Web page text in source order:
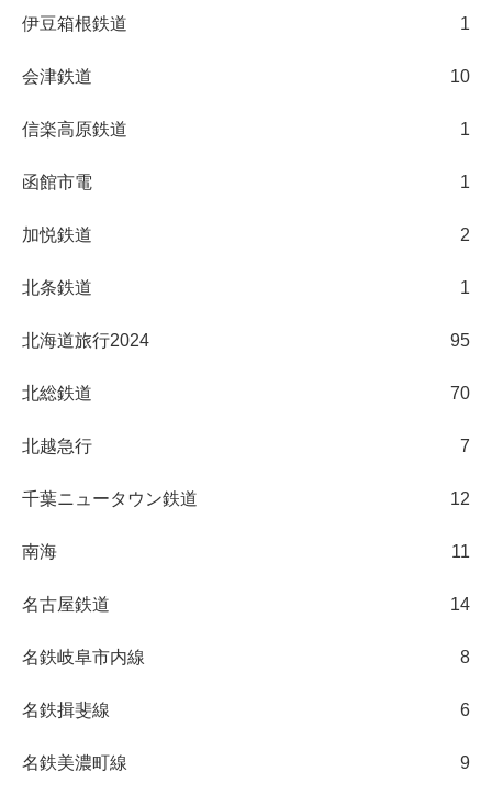
伊豆箱根鉄道 1
会津鉄道 10
信楽高原鉄道 1
函館市電 1
加悦鉄道 2
北条鉄道 1
北海道旅行2024 95
北総鉄道 70
北越急行 7
千葉ニュータウン鉄道 12
南海 11
名古屋鉄道 14
名鉄岐阜市内線 8
名鉄揖斐線 6
名鉄美濃町線 9